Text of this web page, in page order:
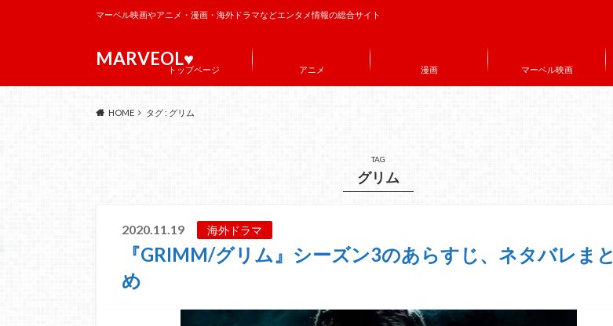
MARVEOL♥️
マーベル映画やアニメ・漫画・海外ドラマなどエンタメ情報の総合サイト
トップページ アニメ 漫画 マーベル映画
HOME タグ : グリム
TAG
グリム
2020.11.19 海外ドラマ
『GRIMM/グリム』シーズン3のあらすじ、ネタバレまと
め